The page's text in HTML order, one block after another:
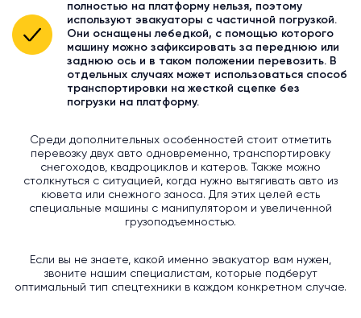
полностью на платформу нельзя, поэтому
используют эвакуаторы с частичной погрузкой.
Они оснащены лебедкой, с помощью которого
машину можно зафиксировать за переднюю или
заднюю ось и в таком положении перевозить. В
отдельных случаях может использоваться способ
транспортировки на жесткой сцепке без
погрузки на платформу.
Среди дополнительных особенностей стоит отметить
перевозку двух авто одновременно, транспортировку
снегоходов, квадроциклов и катеров. Также можно
столкнуться с ситуацией, когда нужно вытягивать авто из
кювета или снежного заноса. Для этих целей есть
специальные машины с манипулятором и увеличенной
грузоподъемностью.
Если вы не знаете, какой именно эвакуатор вам нужен,
звоните нашим специалистам, которые подберут
оптимальный тип спецтехники в каждом конкретном случае.